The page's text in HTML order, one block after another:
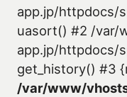
app.jp/httpdocs/
uasort() #2 /var/
app.jp/httpdocs/
get_history() #3
/var/www/